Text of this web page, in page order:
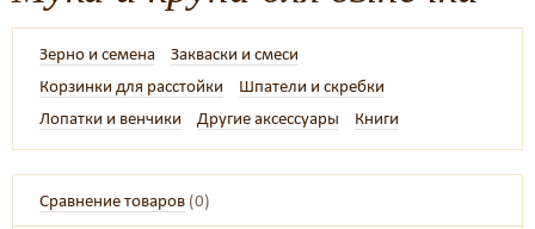
Зерно и семена
Закваски и смеси
Корзинки для расстойки
Шпатели и скребки
Лопатки и венчики
Другие аксессуары Книги
Сравнение товаров (0)